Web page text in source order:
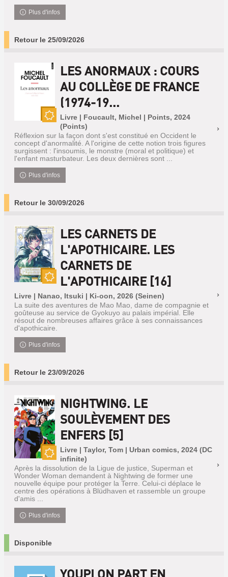
Plus d'infos
Retour le 25/09/2026
LES ANORMAUX : COURS
AU COLLÈGE DE FRANCE
(1974-19...
Livre | Foucault, Michel | Points, 2024
(Points)
Réflexion sur la façon dont s'est constitué en Occident le
concept d'anormalité. A l'origine de cette notion trois figures
surgissent : l'insoumis, le monstre (moral et politique) et
l'enfant masturbateur. Les deux dernières sont ...
Plus d'infos
Retour le 30/09/2026
LES CARNETS DE
L'APOTHICAIRE. LES
CARNETS DE
L'APOTHICAIRE [16]
Livre | Nanao, Itsuki | Ki-oon, 2026 (Seinen)
La suite des aventures de Mao Mao, dame de compagnie et
goûteuse au service de Gyokuyo au palais impérial. Elle
résout de nombreuses affaires grâce à ses connaissances
d'apothicaire.
Plus d'infos
Retour le 23/09/2026
NIGHTWING. LE
SOULÈVEMENT DES
ENFERS [5]
Livre | Taylor, Tom | Urban comics, 2024 (DC
infinite)
Après la dissolution de la Ligue de justice, Superman et
Wonder Woman demandent à Nightwing de former une
nouvelle équipe pour protéger la Terre. Celui-ci déplace le
centre des opérations à Blüdhaven et rassemble un groupe
d'amis ...
Plus d'infos
Disponible
YOUPI ON PART EN